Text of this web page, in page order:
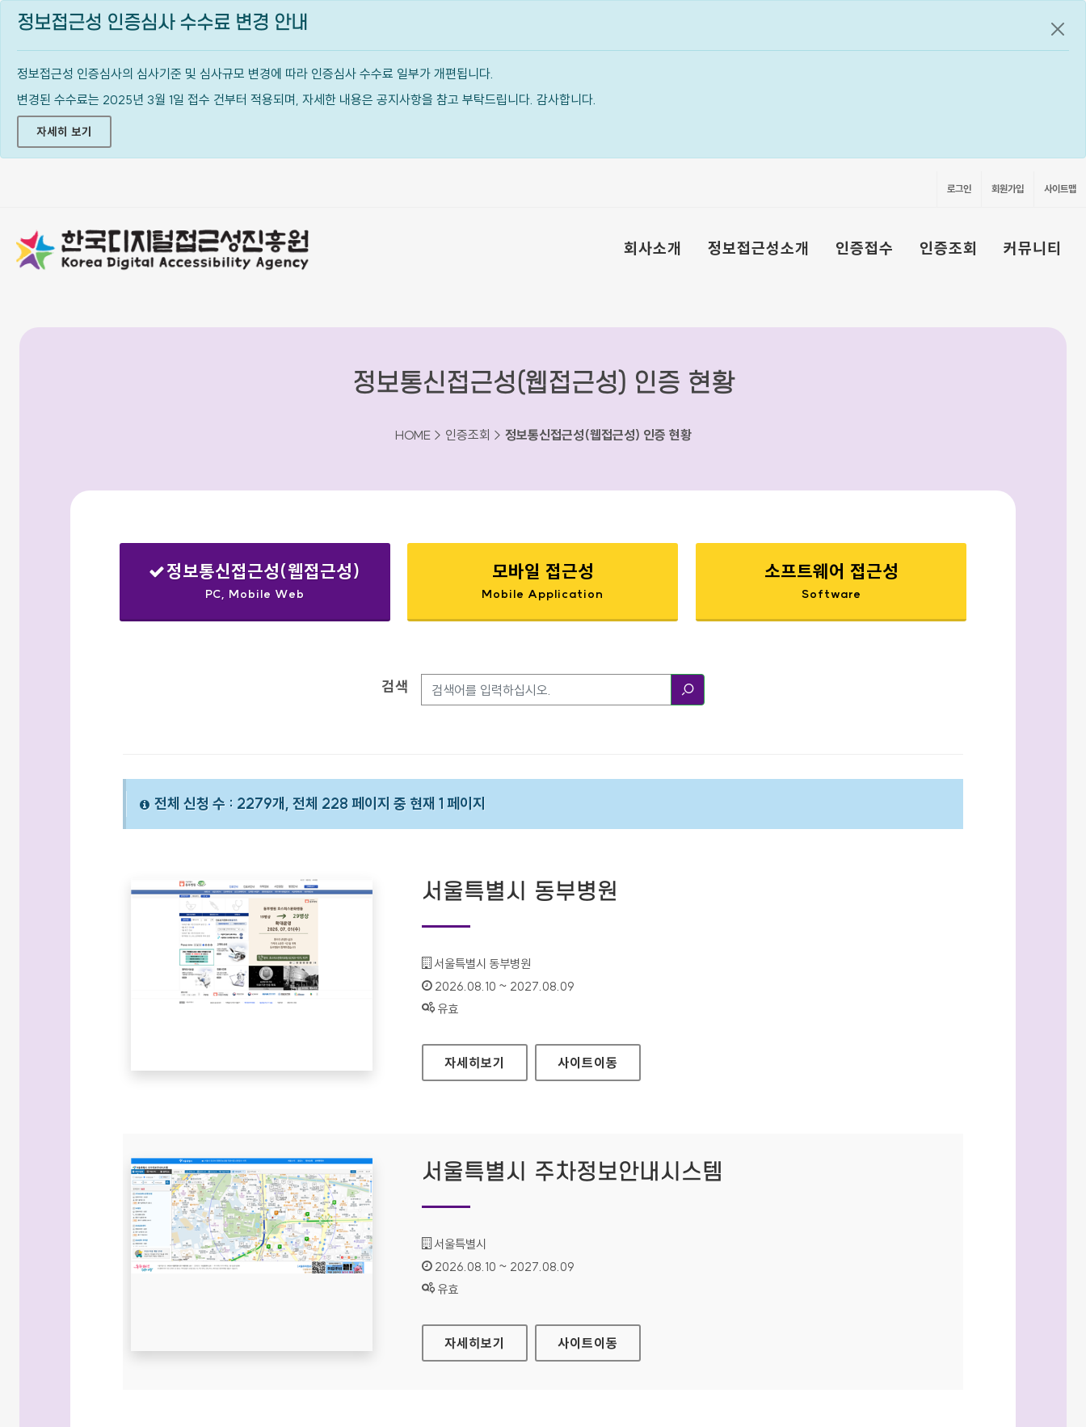
정보접근성 인증심사 수수료 변경 안내
정보접근성 인증심사의 심사기준 및 심사규모 변경에 따라 인증심사 수수료 일부가 개편됩니다.
변경된 수수료는 2025년 3월 1일 접수 건부터 적용되며, 자세한 내용은 공지사항을 참고 부탁드립니다. 감사합니다.
자세히 보기
공지
로그인 회원가입 사이트맵
회사소개 정보접근성소개 인증접수 인증조회 커뮤니티
정보통신접근성(웹접근성) 인증 현황
HOME > 인증조회 > 정보통신접근성(웹접근성) 인증 현황
정보통신접근성(웹접근성)
PC, Mobile Web
모바일 접근성
Mobile Application
소프트웨어 접근성
Software
검색
전체 신청 수 : 2279개, 전체 228 페이지 중 현재 1 페이지
서울특별시 동부병원
기관명 :
서울특별시 동부병원
인증기간 :
2026.08.10 ~ 2027.08.09
상태 :
유효
서울특별시 동부병원
자세히보기 사이트이동
서울특별시 주차정보안내시스템
기관명 :
서울특별시
인증기간 :
2026.08.10 ~ 2027.08.09
상태 :
유효
서울특별시 주차정보안내시스템
자세히보기 사이트이동